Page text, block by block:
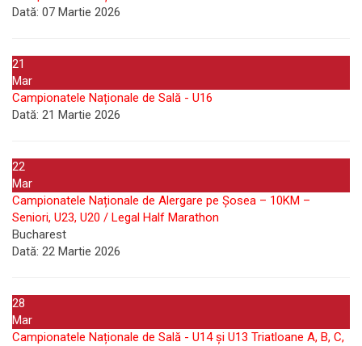
Dată: 07 Martie 2026
21
Mar
Campionatele Naționale de Sală - U16
Dată: 21 Martie 2026
22
Mar
Campionatele Naționale de Alergare pe Șosea – 10KM –
Seniori, U23, U20 / Legal Half Marathon
Bucharest
Dată: 22 Martie 2026
28
Mar
Campionatele Naționale de Sală - U14 și U13 Triatloane A, B, C,